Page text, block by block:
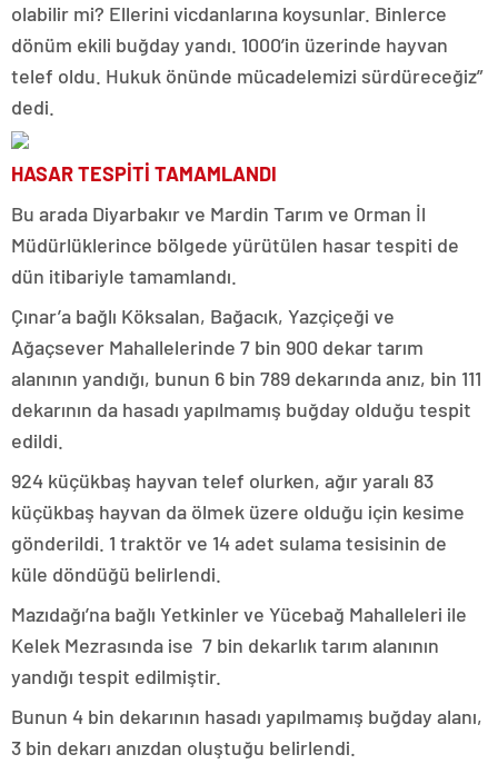
olabilir mi? Ellerini vicdanlarına koysunlar. Binlerce
dönüm ekili buğday yandı. 1000’in üzerinde hayvan
telef oldu. Hukuk önünde mücadelemizi sürdüreceğiz”
dedi.
HASAR TESPİTİ TAMAMLANDI
Bu arada Diyarbakır ve Mardin Tarım ve Orman İl
Müdürlüklerince bölgede yürütülen hasar tespiti de
dün itibariyle tamamlandı.
Çınar’a bağlı Köksalan, Bağacık, Yazçiçeği ve
Ağaçsever Mahallelerinde 7 bin 900 dekar tarım
alanının yandığı, bunun 6 bin 789 dekarında anız, bin 111
dekarının da hasadı yapılmamış buğday olduğu tespit
edildi.
924 küçükbaş hayvan telef olurken, ağır yaralı 83
küçükbaş hayvan da ölmek üzere olduğu için kesime
gönderildi. 1 traktör ve 14 adet sulama tesisinin de
küle döndüğü belirlendi.
Mazıdağı’na bağlı Yetkinler ve Yücebağ Mahalleleri ile
Kelek Mezrasında ise 7 bin dekarlık tarım alanının
yandığı tespit edilmiştir.
Bunun 4 bin dekarının hasadı yapılmamış buğday alanı,
3 bin dekarı anızdan oluştuğu belirlendi.